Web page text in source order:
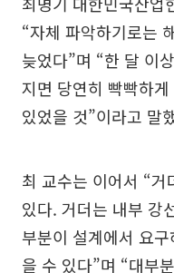
“자체 파악하기로는
늦었다”며 “한 달 이
지면 당연히 빡빡하
있었을 것”이라고 말
최 교수는 이어서 “
있다. 거더는 내부 강
부분이 설계에서 요
을 수 있다”며 “대부